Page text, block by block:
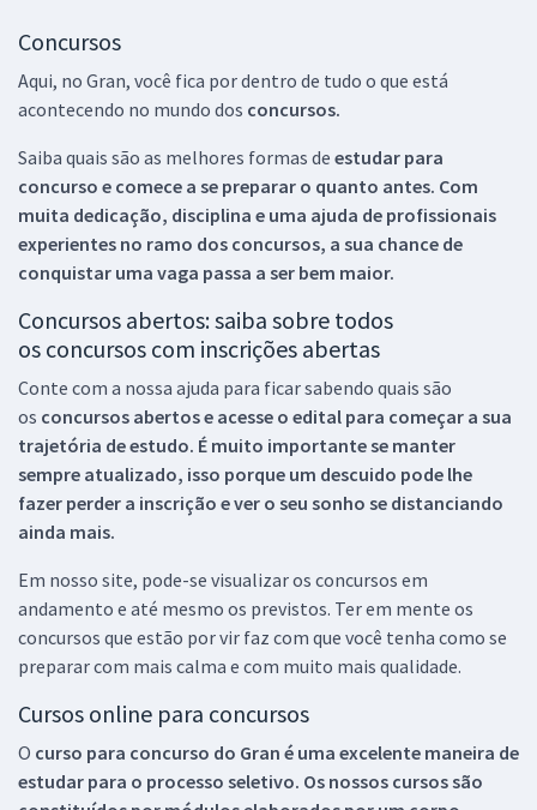
Concursos
Aqui, no Gran, você fica por dentro de tudo o que está
acontecendo no mundo dos concursos.
Saiba quais são as melhores formas de estudar para
concurso e comece a se preparar o quanto antes. Com
muita dedicação, disciplina e uma ajuda de profissionais
experientes no ramo dos concursos, a sua chance de
conquistar uma vaga passa a ser bem maior.
Concursos abertos: saiba sobre todos
os concursos com inscrições abertas
Conte com a nossa ajuda para ficar sabendo quais são
os concursos abertos e acesse o edital para começar a sua
trajetória de estudo. É muito importante se manter
sempre atualizado, isso porque um descuido pode lhe
fazer perder a inscrição e ver o seu sonho se distanciando
ainda mais.
Em nosso site, pode-se visualizar os concursos em
andamento e até mesmo os previstos. Ter em mente os
concursos que estão por vir faz com que você tenha como se
preparar com mais calma e com muito mais qualidade.
Cursos online para concursos
O curso para concurso do Gran é uma excelente maneira de
estudar para o processo seletivo. Os nossos cursos são